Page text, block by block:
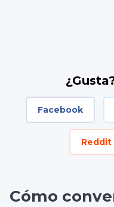
Facebook
Reddit
Cómo